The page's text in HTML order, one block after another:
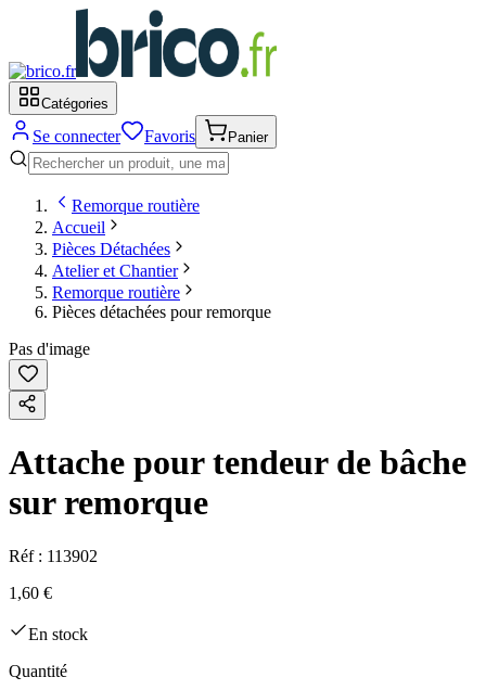
Catégories
Se connecter Favoris Panier
Remorque routière
Accueil
Pièces Détachées
Atelier et Chantier
Remorque routière
Pièces détachées pour remorque
Pas d'image
Attache pour tendeur de bâche
sur remorque
Réf : 113902
1,60 €
En stock
Quantité